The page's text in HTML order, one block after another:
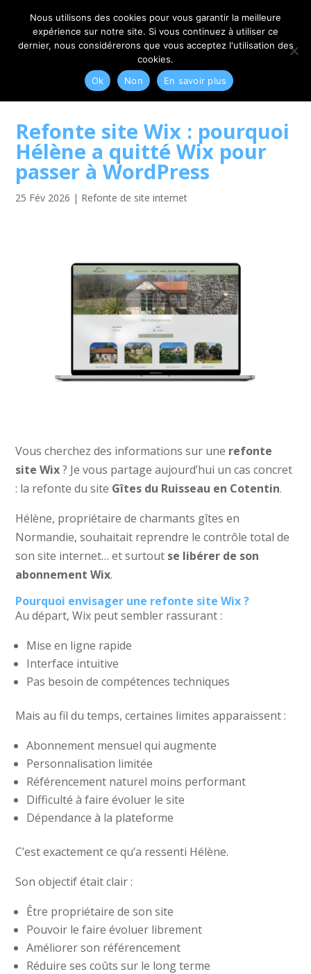
06 79 42 10 00 CONTACT@MYRIAM-CORBET.NET
Refonte site Wix : pourquoi
Hélène a quitté Wix pour
passer à WordPress
25 Fév 2026 | Refonte de site internet
Vous cherchez des informations sur une refonte
site Wix? Je vous partage aujourd’hui un cas concret
: la refonte du site Gîtes du Ruisseau en Cotentin.
Hélène, propriétaire de charmants gîtes en
Normandie, souhaitait reprendre le contrôle total de
son site internet… et surtout se libérer de son
abonnement Wix.
Pourquoi envisager une refonte site Wix ?
Au départ, Wix peut sembler rassurant :
Mise en ligne rapide
Interface intuitive
Pas besoin de compétences techniques
Mais au fil du temps, certaines limites apparaissent :
Abonnement mensuel qui augmente
Personnalisation limitée
Référencement naturel moins performant
Difficulté à faire évoluer le site
Dépendance à la plateforme
C’est exactement ce qu’a ressenti Hélène.
Son objectif était clair :
Être propriétaire de son site
Pouvoir le faire évoluer librement
Améliorer son référencement
Réduire ses coûts sur le long terme
Nous utilisons des cookies pour vous garantir la meilleure
expérience sur notre site. Si vous continuez à utiliser ce
dernier, nous considérerons que vous acceptez l'utilisation des
cookies.
Ok
Non En savoir plus